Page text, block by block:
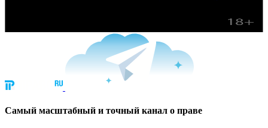
Cамый масштабный и точный канал о праве